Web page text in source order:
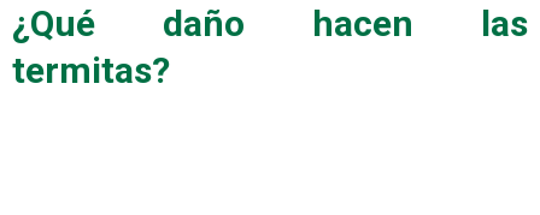
¿Qué daño hacen las
termitas?